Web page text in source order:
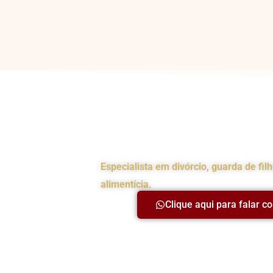
Especialista em divórcio, guarda de
alimentícia.
Clique aqui para falar